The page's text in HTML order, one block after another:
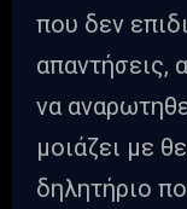
που δεν
απαντήσεις,
να
μοιάζει με
δηλητήριο